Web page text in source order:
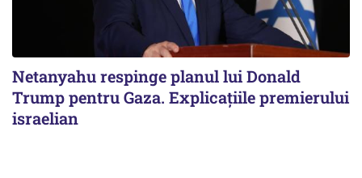
Netanyahu respinge planul lui Donald
Trump pentru Gaza. Explicațiile premierului
israelian